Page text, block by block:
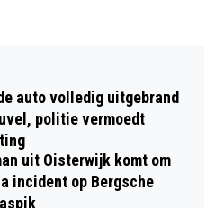
VOOR
DE LOONSE
REPARATIE EN
auto volledig uitgebrand
politie vermoedt
uit Oisterwijk komt om
incident op Bergsche